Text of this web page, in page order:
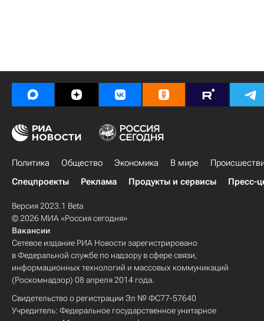
Политика Общество Экономика В мире
Спецпроекты
Реклама Продукты и сервисы Пресс-
Версия 2023.1 Beta
© 2026 МИА «Россия сегодня»
Вакансии
Сетевое издание РИА Новости зарегистрировано
в Федеральной службе по надзору в сфере связи,
информационных технологий и массовых коммуникаций
(Роскомнадзор) 08 апреля 2014 года.
Свидетельство о регистрации Эл № ФС77-57640
Учредитель: Федеральное государственное унитарное